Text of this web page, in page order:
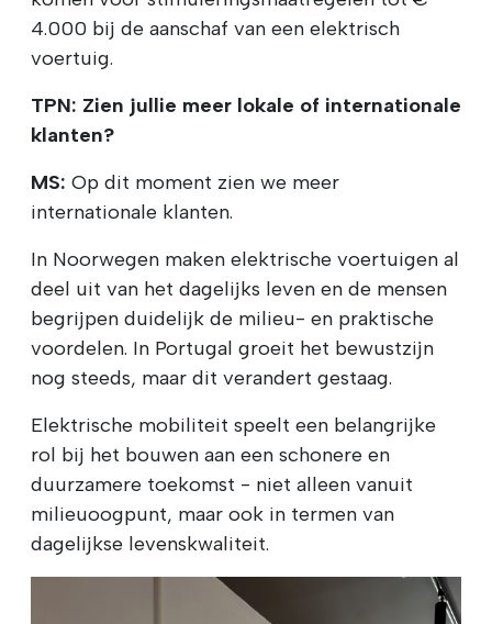
4.000 bij de aanschaf van een elektrisch
voertuig.
TPN: Zien jullie meer lokale of internationale
klanten?
MS: Op dit moment zien we meer
internationale klanten.
In Noorwegen maken elektrische voertuigen al
deel uit van het dagelijks leven en de mensen
begrijpen duidelijk de milieu- en praktische
voordelen. In Portugal groeit het bewustzijn
nog steeds, maar dit verandert gestaag.
Elektrische mobiliteit speelt een belangrijke
rol bij het bouwen aan een schonere en
duurzamere toekomst - niet alleen vanuit
milieuoogpunt, maar ook in termen van
dagelijkse levenskwaliteit.